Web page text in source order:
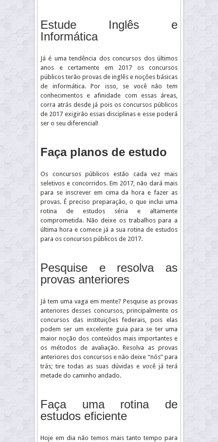
Estude Inglês e
Informática
Já é uma tendência dos concursos dos últimos
anos e certamente em 2017 os concursos
públicos terão provas de inglês e noções básicas
de informática. Por isso, se você não tem
conhecimentos e afinidade com essas áreas,
corra atrás desde já pois os concursos públicos
de 2017 exigirão essas disciplinas e esse poderá
ser o seu diferencial!
Faça planos de estudo
Os concursos públicos estão cada vez mais
seletivos e concorridos. Em 2017, não dará mais
para se inscrever em cima da hora e fazer as
provas. É preciso preparação, o que inclui uma
rotina de estudos séria e altamente
comprometida. Não deixe os trabalhos para a
última hora e comece já a sua rotina de estudos
para os concursos públicos de 2017.
Pesquise e resolva as
provas anteriores
Já tem uma vaga em mente? Pesquise as provas
anteriores desses concursos, principalmente os
concursos das instituições federais, pois elas
podem ser um excelente guia para se ter uma
maior noção dos conteúdos mais importantes e
os métodos de avaliação. Resolva as provas
anteriores dos concursos e não deixe “nós” para
trás; tire todas as suas dúvidas e você já terá
metade do caminho andado.
Faça uma rotina de
estudos eficiente
Hoje em dia não temos mais tanto tempo para